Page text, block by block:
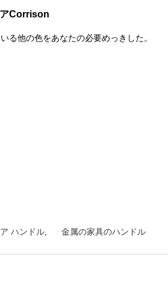
Corrison
る他の色をあなたの必要めっきした。
ハンドル 金属の家具のハンドル